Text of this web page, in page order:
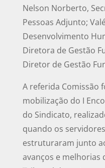
Nelson Norberto,
Pessoas Adjunto;
Desenvolvimento
Diretora de Gestão
Diretor de Gestão
A referida Comissão
mobilização do I
do Sindicato,
quando os
estruturaram junto
avanços e melhorias